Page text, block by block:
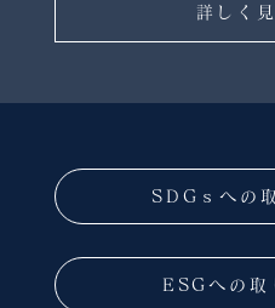
詳しく
SDGｓへの
ESGへの取